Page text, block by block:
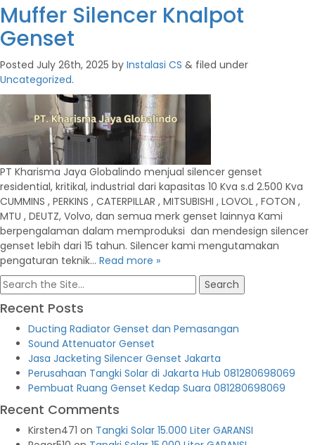
Muffer Silencer Knalpot
Genset
Posted July 26th, 2025 by Instalasi CS & filed under
Uncategorized.
PT Kharisma Jaya Globalindo menjual silencer genset
residential, kritikal, industrial dari kapasitas 10 Kva s.d 2.500 Kva
CUMMINS , PERKINS , CATERPILLAR , MITSUBISHI , LOVOL , FOTON ,
MTU , DEUTZ, Volvo, dan semua merk genset lainnya Kami
berpengalaman dalam memproduksi dan mendesign silencer
genset lebih dari 15 tahun. Silencer kami mengutamakan
pengaturan teknik… Read more »
Search
for:
Recent Posts
Ducting Radiator Genset dan Pemasangan
Sound Attenuator Genset
Jasa Jacketing Silencer Genset Jakarta
Perusahaan Tangki Solar di Jakarta Hub 081280698069
Pembuat Ruang Genset Kedap Suara 081280698069
Recent Comments
Kirsten471 on Tangki Solar 15.000 Liter GARANSI